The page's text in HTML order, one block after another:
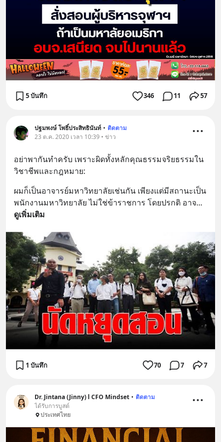
5 บันทึก 346 11 57
ปฐมพงษ์ โพธิ์ประสิทธินันท์ • ติดตาม
23 ต.ค. 2020 เวลา 10:39 • ข่าว
อย่าพากันทำครับ เพราะผิดทั้งหลักคุณธรรมจริยธรรมใน
วิชาชีพและกฎหมาย:
ผมก็เป็นอาจารย์มหาวิทยาลัยเช่นกัน เพียงแต่มีสถานะเป็น
พนักงานมหาวิทยาลัย ไม่ใช่ข้าราชการ โดยปรกติ อาจ...
ดูเพิ่มเติม
1 บันทึก 70 7 7
Dr. Jintana (Jinny) l CFO Mindset • ติดตาม
ได้รับการบูสต์
ประเทศไทย